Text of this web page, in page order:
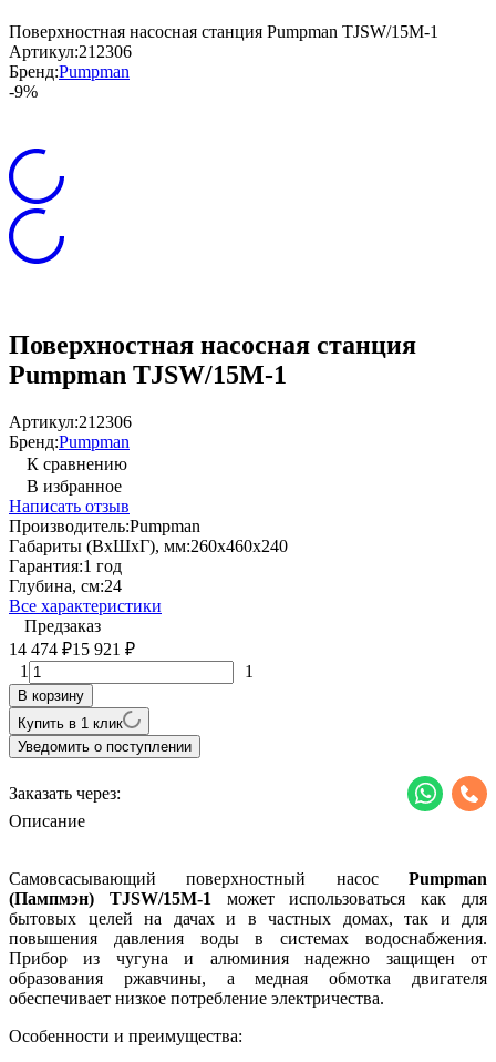
Поверхностная насосная станция Pumpman TJSW/15M-1
Артикул:212306
Бренд:Pumpman
-9%
Поверхностная насосная станция
Pumpman TJSW/15M-1
Артикул:212306
Бренд:Pumpman
К сравнению
В избранное
Написать отзыв
Производитель:Pumpman
Габариты (ВхШхГ), мм:260х460x240
Гарантия:1 год
Глубина, см:24
Все характеристики
Предзаказ
14 474 ₽15 921 ₽
1 1
В корзину
Купить в 1 клик
Уведомить о поступлении
Заказать через:
Описание
Самовсасывающий поверхностный насос Pumpman
(Пампмэн) TJSW/15M-1
может использоваться как для
бытовых целей на дачах и в частных домах, так и для
повышения давления воды в системах водоснабжения.
Прибор из чугуна и алюминия надежно защищен от
образования ржавчины, а медная обмотка двигателя
обеспечивает низкое потребление электричества.
Особенности и преимущества: